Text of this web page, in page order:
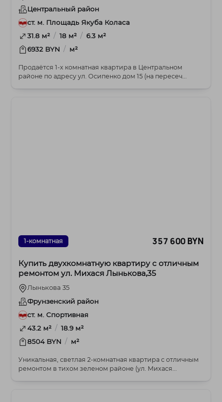
Центральный район
ст. м. Площадь Якуба Коласа
31.8 м² / 18 м² / 6.3 м²
6932 BYN / м²
Продаётся 1-х комнатная квартира в Центральном
районе по адресу ул. Осипенко дом 15 (на пересеч...
1-комнатная 357 600 BYN
Купить двухкомнатную квартиру с отличным
ремонтом ул. Михася Лынькова,35
Лынькова 35
Фрунзенский район
ст. м. Спортивная
43.2 м² / 18.9 м²
8504 BYN / м²
Уникальная, светлая 2-комнатная квартира с отличным
ремонтом в тихом зеленом районе (ул. Михася...